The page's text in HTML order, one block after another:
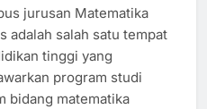
jurusan Matematika
adalah salah satu tempat
tinggi yang
program studi
bidang matematika